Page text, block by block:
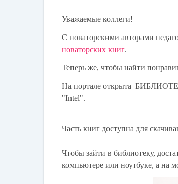
Уважаемые коллеги!
С новаторскими авторами
новаторских книг.
Теперь же, чтобы найти
На портале открыта
"Intel".
Часть книг доступна для
Чтобы зайти в библиотеку,
компьютере или ноутбуке, а